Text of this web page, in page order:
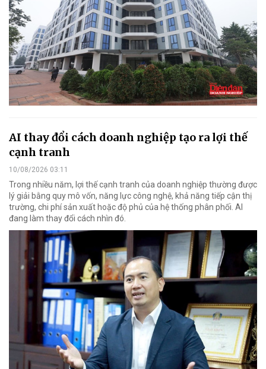
AI thay đổi cách doanh nghiệp tạo ra lợi thế
cạnh tranh
10/08/2026 03:11
Trong nhiều năm, lợi thế cạnh tranh của doanh nghiệp thường được
lý giải bằng quy mô vốn, năng lực công nghệ, khả năng tiếp cận thị
trường, chi phí sản xuất hoặc độ phủ của hệ thống phân phối. AI
đang làm thay đổi cách nhìn đó.